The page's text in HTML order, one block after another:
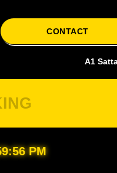
CONTACT
A1 Satta is
PM